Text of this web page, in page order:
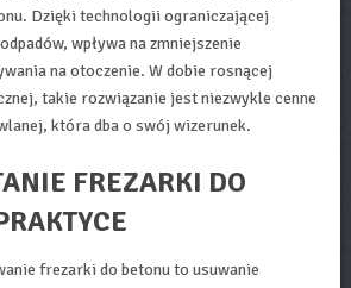
Dzięki technologii ograniczającej
wpływa na zmniejszenie
na otoczenie. W dobie rosnącej
takie rozwiązanie jest niezwykle cenne
która dba o swój wizerunek.
FREZARKI DO
frezarki do betonu to usuwanie